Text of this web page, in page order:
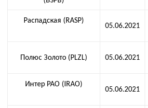
Распадская (RASP)
05.06.2021
Полюс Золото (PLZL) 05.06.2021
Интер РАО (IRAO)
05.06.2021